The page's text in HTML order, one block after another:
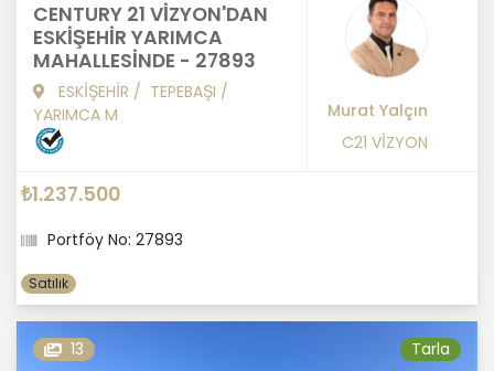
CENTURY 21 VİZYON'DAN
ESKİŞEHİR YARIMCA
MAHALLESİNDE - 27893
ESKİŞEHİR / TEPEBAŞI /
YARIMCA M
Murat Yalçın
C21 VİZYON
₺1.237.500
Portföy No: 27893
Satılık
13 Tarla